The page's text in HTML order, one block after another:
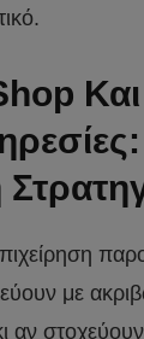
Και
με
αν στοχεύουν